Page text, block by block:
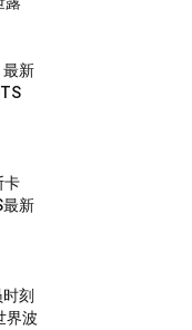
最新
卡
最新
刻
界波